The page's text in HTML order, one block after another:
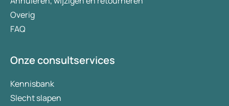
Overig
FAQ
Onze consultservices
Kennisbank
Slecht slapen